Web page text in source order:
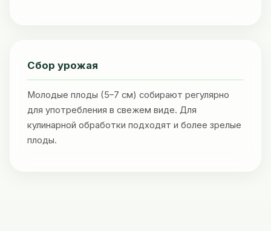
Сбор урожая
Молодые плоды (5–7 см) собирают регулярно
для употребления в свежем виде. Для
кулинарной обработки подходят и более зрелые
плоды.